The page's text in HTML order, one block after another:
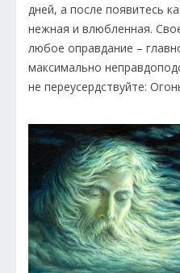
дней, а после появитесь
нежная и влюбленная.
любое оправдание –
максимально
не переусердствуйте: